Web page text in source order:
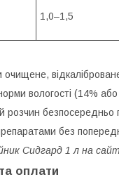
1,0–1,5
очищене,
вологості (14%
розчин безпосередньо
без
Сидгард 1 л на
оплати